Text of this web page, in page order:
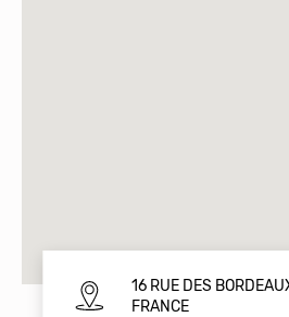
16 RUE DES
FRANCE